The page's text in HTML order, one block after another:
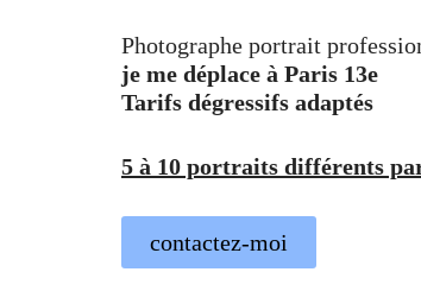
Photographe portrait
je me déplace à Paris 13e
Tarifs dégressifs adaptés
5 à 10 portraits différents
contactez-moi